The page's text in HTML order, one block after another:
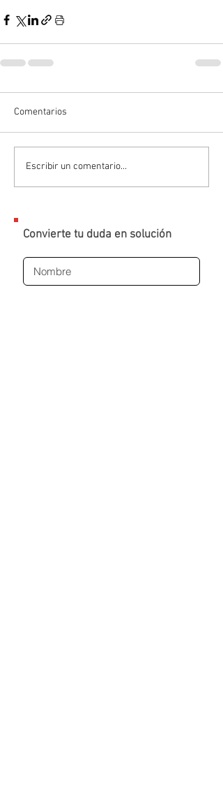
Comentarios
Escribir un comentario...
Convierte tu duda en solución